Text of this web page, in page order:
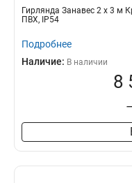
Гирлянда Занавес 2 x 3 м
ПВХ, IP54
Подробнее
Наличие: В наличии
8